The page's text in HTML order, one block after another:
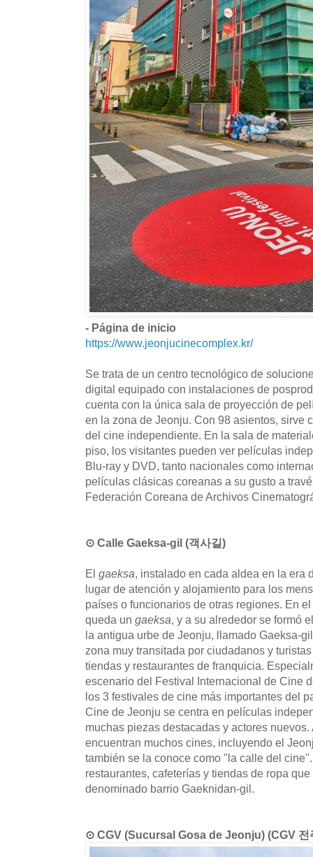
- Página de inicio
https://www.jeonjucinecomplex.kr/
Se trata de un centro tecnológico de
digital equipado con instalaciones de
cuenta con la única sala de proyección de
en la zona de Jeonju. Con 98 asientos, sirve
del cine independiente. En la sala de
piso, los visitantes pueden ver películas
Blu-ray y DVD, tanto nacionales como
películas clásicas coreanas a su gusto a
Federación Coreana de Archivos
⊙ Calle Gaeksa-gil (객사길)
El gaeksa, instalado en cada aldea en la era
lugar de atención y alojamiento para los
países o funcionarios de otras regiones. En
queda un gaeksa, y a su alrededor se formó
la antigua urbe de Jeonju, llamado Gaeksa-
zona muy transitada por ciudadanos y
tiendas y restaurantes de franquicia.
escenario del Festival Internacional de Cine
los 3 festivales de cine más importantes del
Cine de Jeonju se centra en películas
muchas piezas destacadas y actores
encuentran muchos cines, incluyendo el
también se la conoce como "la calle del
restaurantes, cafeterías y tiendas de ropa
denominado barrio Gaeknidan-gil.
⊙ CGV (Sucursal Gosa de Jeonju) (CGV 전